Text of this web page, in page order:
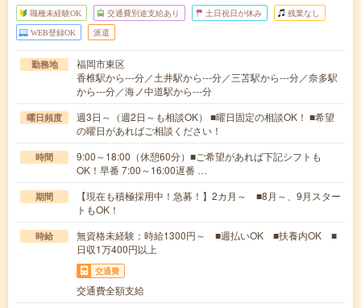
職種未経験OK 交通費別途支給あり 土日祝日が休み 残業なし
WEB登録OK 派遣
勤務地
福岡市東区
香椎駅から---分／土井駅から---分／三苫駅から---分／奈多駅
から---分／海ノ中道駅から---分
曜日頻度
週3日～（週2日～も相談OK） ■曜日固定の相談OK！ ■希望
の曜日があればご相談ください！
時間
9:00～18:00（休憩60分）■ご希望があれば下記シフトも
OK！早番 7:00～16:00遅番 …
期間
【現在も積極採用中！急募！】2カ月～ ■8月～、9月スター
トもOK！
時給
無資格未経験：時給1300円～ ■週払いOK ■扶養内OK ■
日収1万400円以上
交通費
交通費全額支給